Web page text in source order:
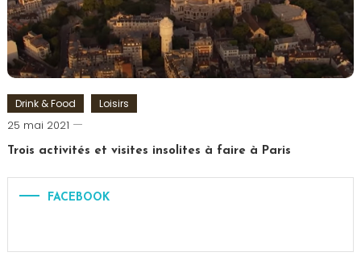
Drink & Food Loisirs
25 mai 2021
Romain-
Paris
Trois activités et visites insolites à faire à Paris
Tagged
Drone
Paris
FACEBOOK